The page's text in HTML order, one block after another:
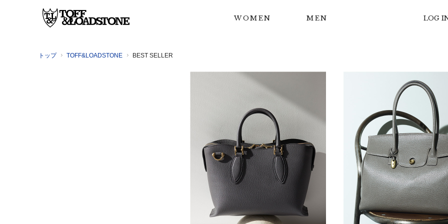
WOMEN MEN LOG
トップ TOFF&LOADSTONE BEST SELLER